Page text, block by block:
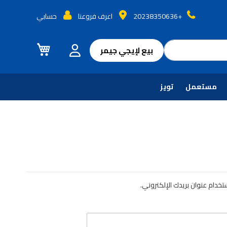
+20238350636 اعرف فروعنا
حسابي
بيع لإيجي جيمر
مستعمل تويز
عنوان بريدك الإلكتروني.